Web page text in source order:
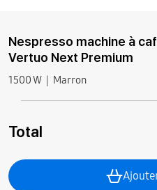
Nespresso machine à
Vertuo Next Premium
1500 W Marron
Total